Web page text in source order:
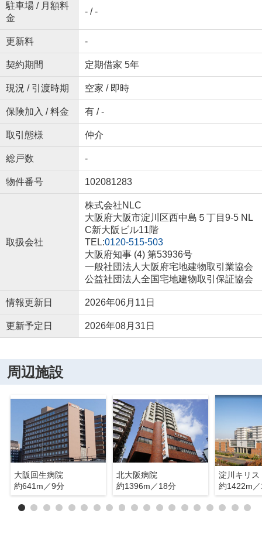
駐車場 / 月額料
金
- / -
更新料 -
契約期間 定期借家 5年
現況 / 引渡時期 空家 / 即時
保険加入 / 料金 有 / -
取引態様 仲介
総戸数 -
物件番号 102081283
取扱会社
株式会社NLC
大阪府大阪市淀川区西中島５丁目9-5 NL
C新大阪ビル11階
TEL:0120-515-503
大阪府知事 (4) 第53936号
一般社団法人大阪府宅地建物取引業協会
公益社団法人全国宅地建物取引保証協会
情報更新日 2026年06月11日
更新予定日 2026年08月31日
周辺施設
大阪回生病院
約641m／9分
北大阪病院
約1396m／18分
淀川キリス
約1422m